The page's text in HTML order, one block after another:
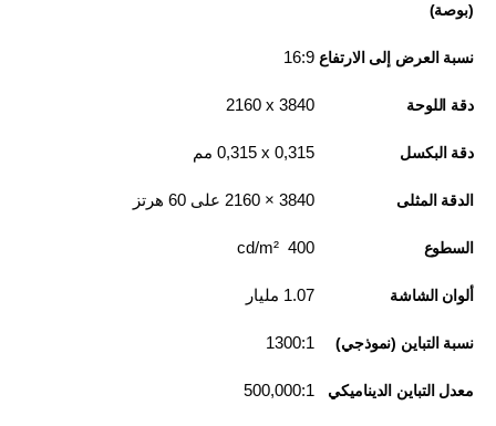
(بوصة)
نسبة العرض إلى الارتفاع 16:9
دقة اللوحة 3840 x‏ 2160
دقة البكسل 0,315 x‏ 0,315 مم
الدقة المثلى 3840‏ × 2160 على 60 هرتز
السطوع 400 cd/m²
ألوان الشاشة 1.07 مليار
نسبة التباين (نموذجي) 1300:1
معدل التباين الديناميكي 500,000:1